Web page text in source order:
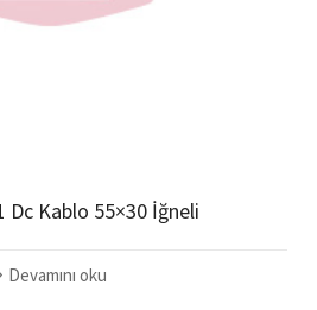
Dc Kablo 55×30 İğneli
Devamını oku